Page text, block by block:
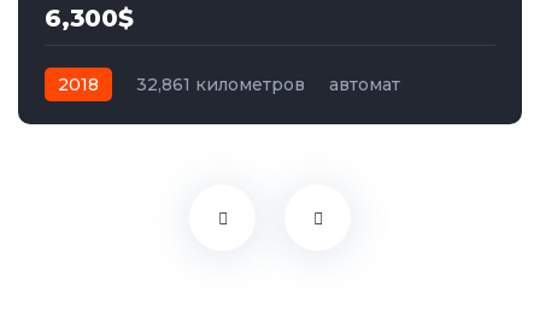
6,300$
2018 32,861 километров
автомат